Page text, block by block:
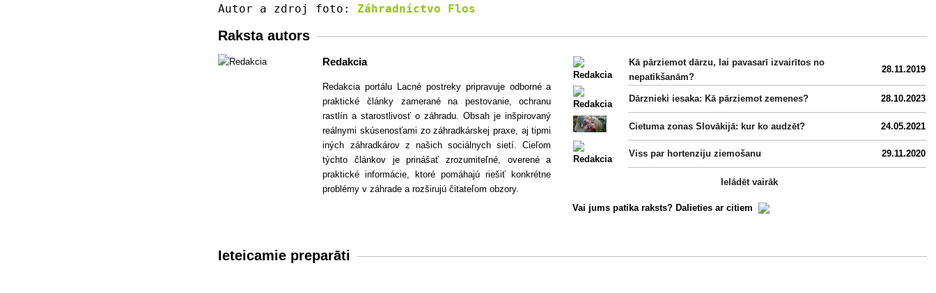
Autor a zdroj foto: Záhradníctvo Flos
Raksta autors
Redakcia
Redakcia portálu Lacné postreky pripravuje odborné a
praktické články zamerané na pestovanie, ochranu
rastlín a starostlivosť o záhradu. Obsah je inšpirovaný
reálnymi skúsenosťami zo záhradkárskej praxe, aj tipmi
iných záhradkárov z našich sociálnych sietí. Cieľom
týchto článkov je prinášať zrozumiteľné, overené a
praktické informácie, ktoré pomáhajú riešiť konkrétne
problémy v záhrade a rozširujú čitateľom obzory.
Kā pārziemot dārzu, lai pavasarī izvairītos no
nepatikšanām?
28.11.2019
Dārznieki iesaka: Kā pārziemot zemenes? 28.10.2023
Cietuma zonas Slovākijā: kur ko audzēt? 24.05.2021
Viss par hortenziju ziemošanu 29.11.2020
Ielādēt vairāk
Vai jums patika raksts? Dalieties ar citiem
Ieteicamie preparāti